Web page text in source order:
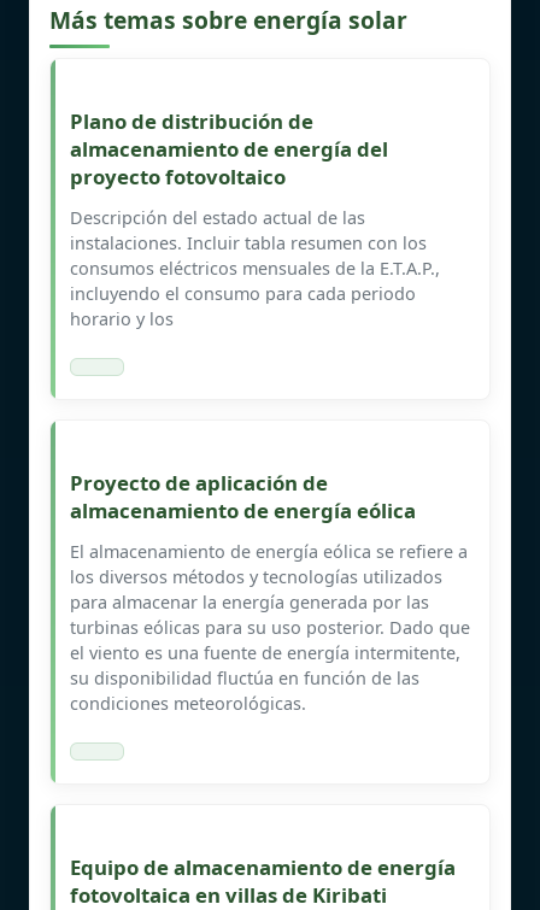
Más temas sobre energía solar
Plano de distribución de
almacenamiento de energía del
proyecto fotovoltaico
Descripción del estado actual de las
instalaciones. Incluir tabla resumen con los
consumos eléctricos mensuales de la E.T.A.P.,
incluyendo el consumo para cada periodo
horario y los
Proyecto de aplicación de
almacenamiento de energía eólica
El almacenamiento de energía eólica se refiere a
los diversos métodos y tecnologías utilizados
para almacenar la energía generada por las
turbinas eólicas para su uso posterior. Dado que
el viento es una fuente de energía intermitente,
su disponibilidad fluctúa en función de las
condiciones meteorológicas.
Equipo de almacenamiento de energía
fotovoltaica en villas de Kiribati